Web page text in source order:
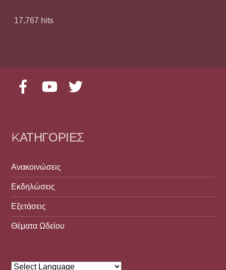
17,767 hits
FacebookYouTube
KΑΤΗΓΟΡΊΕΣ
Ανακοινώσεις
Εκδηλώσεις
Εξετάσεις
Θέματα Ωδείου